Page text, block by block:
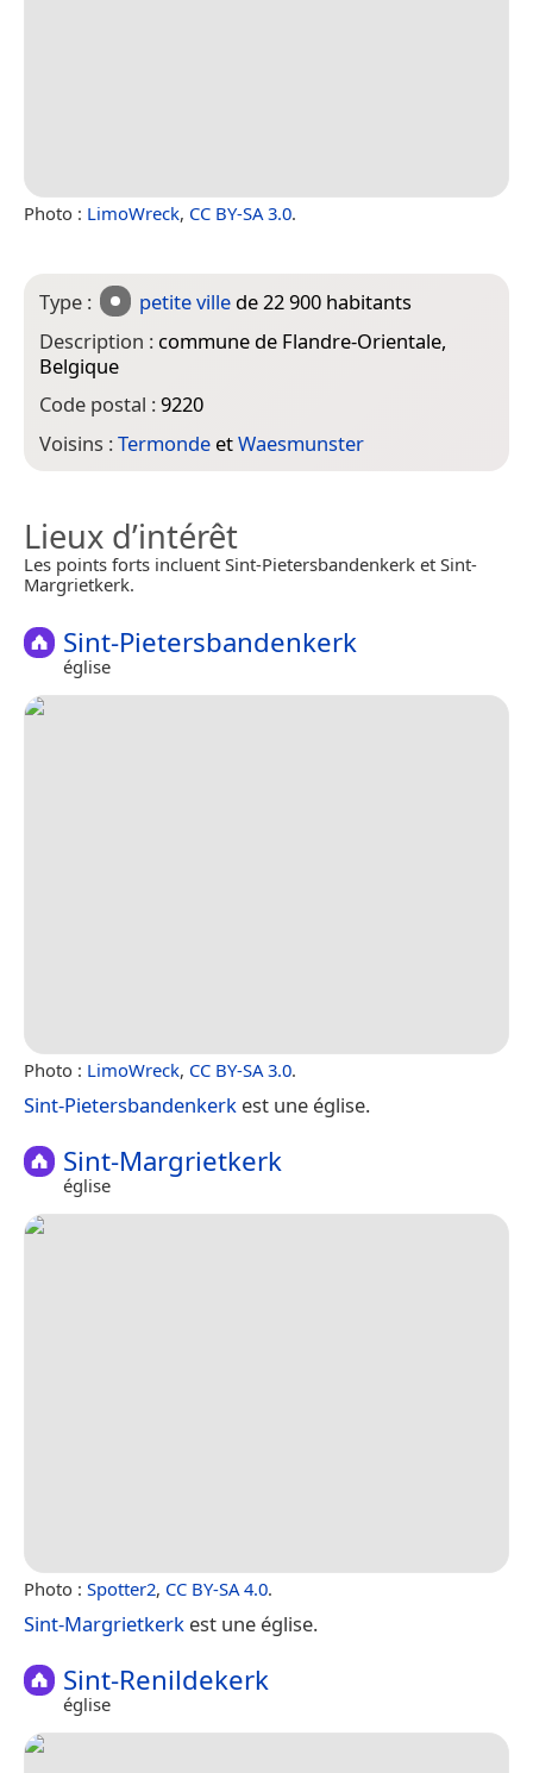
Photo : LimoWreck, CC BY-SA 3.0.
Type : petite ville de 22 900 habitants
Description : commune de Flandre-Orientale,
Belgique
Code postal :9220
Voisins :Termonde etWaesmunster
Lieux d’intérêt
Les points forts incluent Sint-Pietersbandenkerk et Sint-
Margrietkerk.
Sint-Pietersbandenkerk
église
Photo : LimoWreck, CC BY-SA 3.0.
Sint-Pietersbandenkerk est une église.
Sint-Margrietkerk
église
Photo : Spotter2, CC BY-SA 4.0.
Sint-Margrietkerk est une église.
Sint-Renildekerk
église